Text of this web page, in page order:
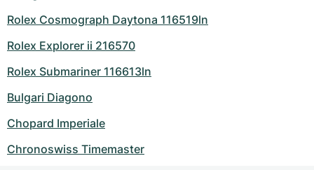
Rolex Cosmograph Daytona 116519ln
Rolex Explorer ii 216570
Rolex Submariner 116613ln
Bulgari Diagono
Chopard Imperiale
Chronoswiss Timemaster